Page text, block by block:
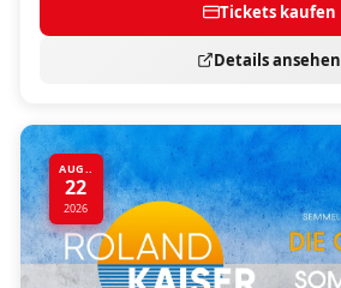
Tickets kaufen
Details ansehen
AUG..
22
2026